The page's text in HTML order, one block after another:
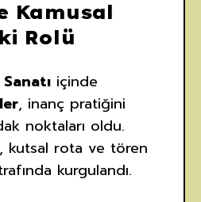
Kamusal
Rolü
içinde
, inanç pratiğini
noktaları oldu.
kutsal rota ve tören
kurgulandı.